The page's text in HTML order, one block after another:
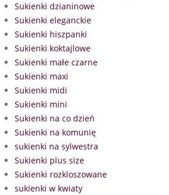
Sukienki dzianinowe
Sukienki eleganckie
Sukienki hiszpanki
Sukienki koktajlowe
Sukienki małe czarne
Sukienki maxi
Sukienki midi
Sukienki mini
Sukienki na co dzień
Sukienki na komunię
sukienki na sylwestra
Sukienki plus size
Sukienki rozkloszowane
sukienki w kwiaty